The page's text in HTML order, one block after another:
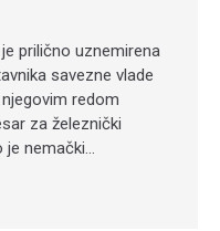
prilično uznemirena
savezne vlade
redom
za železnički
je nemački…